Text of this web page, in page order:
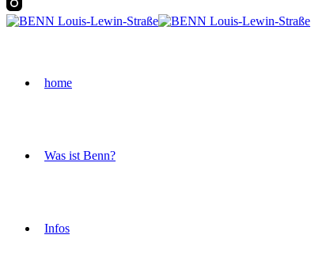
home
Was ist Benn?
Infos